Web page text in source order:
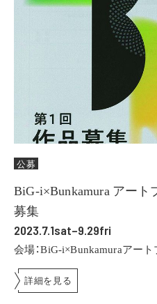
公募
BiG-i×Bunkamura アー
募集
2023.7.1sat–9.29fri
会場：BiG-i×Bunkamuraアー
詳細を見る